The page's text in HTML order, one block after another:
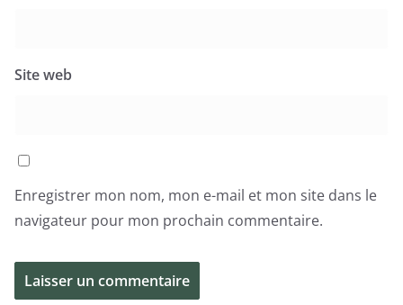
Site web
Enregistrer mon nom, mon e-mail et mon site dans le
navigateur pour mon prochain commentaire.